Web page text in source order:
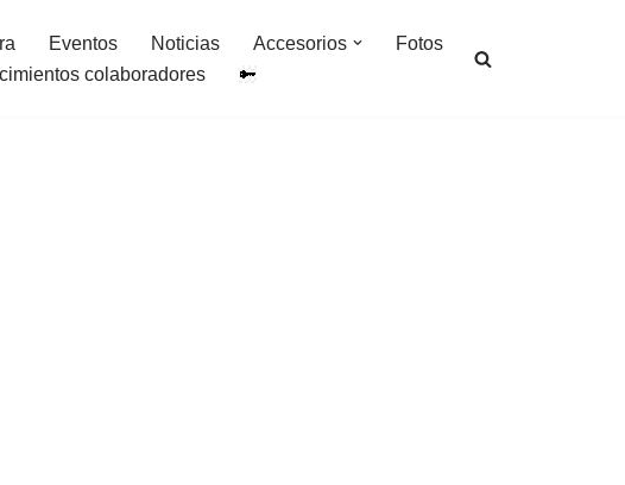
Eventos Noticias Accesorios
Fotos
colaboradores